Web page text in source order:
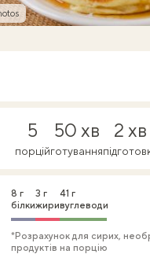
5
порцій
50 хв
готування
2 хв
8 г
білки
3 г
жири
41 г
вуглеводи
*Розрахунок для сирих,
продуктів на порцію